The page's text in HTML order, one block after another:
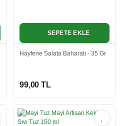
SEPETE EKLE
Hayfene Salata Baharatı - 35 Gr
99,00 TL